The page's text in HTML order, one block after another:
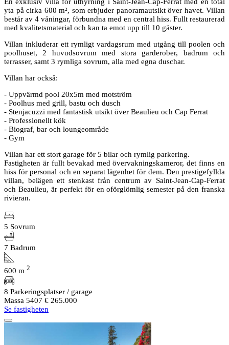
yta på cirka 600 m², som erbjuder panoramautsikt över havet. Villan
består av 4 våningar, förbundna med en central hiss. Fullt restaurerad
med kvalitetsmaterial och kan ta emot upp till 10 gäster.
Villan inkluderar ett rymligt vardagsrum med utgång till poolen och
poolhuset, 2 huvudsovrum med stora garderober, badrum och
terrasser, samt 3 rymliga sovrum, alla med egna duschar.
Villan har också:
- Uppvärmd pool 20x5m med motström
- Poolhus med grill, bastu och dusch
- Stenjacuzzi med fantastisk utsikt över Beaulieu och Cap Ferrat
- Professionellt kök
- Biograf, bar och loungeområde
- Gym
Villan har ett stort garage för 5 bilar och rymlig parkering.
Fastigheten är fullt bevakad med övervakningskameror, det finns en
hiss för personal och en separat lägenhet för dem. Den prestigefyllda
villan, belägen ett stenkast från centrum av Saint-Jean-Cap-Ferrat
och Beaulieu, är perfekt för en oförglömlig semester på den franska
rivieran.
5 Sovrum
7 Badrum
600 m 2
8 Parkeringsplatser / garage
Massa 5407 € 265.000
Se fastigheten